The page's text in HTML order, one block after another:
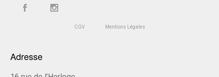
CGV Mentions Légales
Adresse